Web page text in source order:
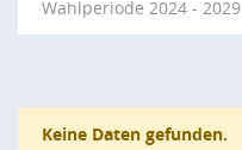
Wahlperiode 2024 - 2029
Keine Daten gefunden.